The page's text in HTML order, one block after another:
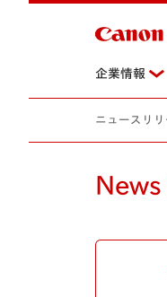
企業情報
ニュースリリ